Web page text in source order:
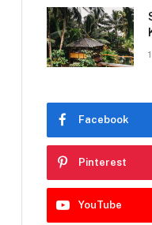
Facebook
Pinterest
YouTube